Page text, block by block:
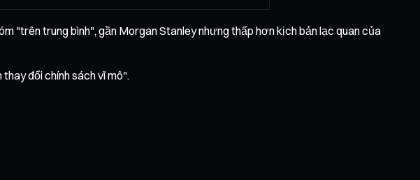
"trên trung bình", gần Morgan Stanley nhưng thấp hơn kịch bản lạc quan của
đổi chính sách vĩ mô".